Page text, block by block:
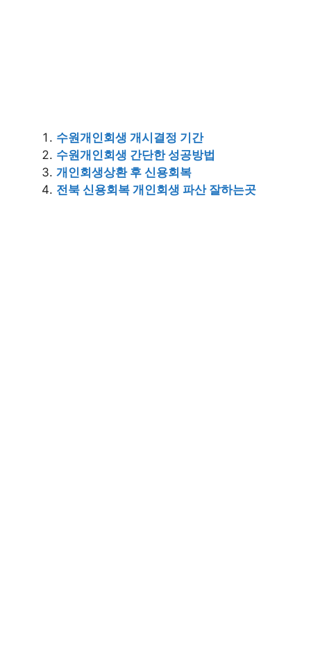
수원개인회생 개시결정 기간
수원개인회생 간단한 성공방법
개인회생상환 후 신용회복
전북 신용회복 개인회생 파산 잘하는곳